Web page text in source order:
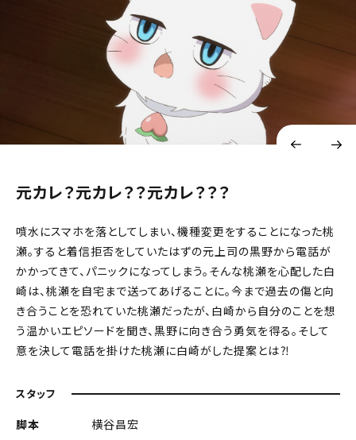
元カレ？元カレ？？元カレ？？？
噴水にスマホを落としてしまい、機種変更をすることになった桃
瀬。すると着信拒否をしていたはずの元上司の黒野から電話が
かかってきて、パニックになってしまう。そんな桃瀬を心配した白
崎は、桃瀬を自宅まで送ってあげることに。今まで過去の傷と向
き合うことを恐れていた桃瀬だったが、白崎から自分のことを想
う温かいエピソードを聞き、黒野に向き合う勇気を得る。そして
意を決して電話を掛けた桃瀬に白崎がした提案とは――⁈
スタッフ
脚本
横谷昌宏